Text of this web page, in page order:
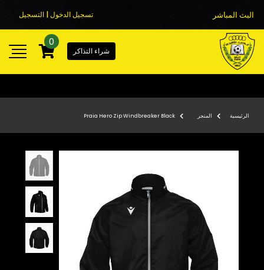
البث المباشر تسجيل الدخول | التسجيل
شراء التذاكر
0
الرئيسية المتجر Praia Hero Zip Windbreaker Black